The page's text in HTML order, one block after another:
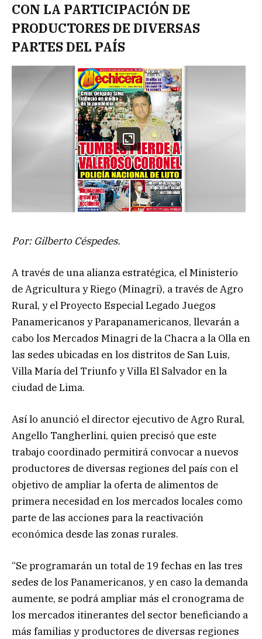
CON LA PARTICIPACIÓN DE
PRODUCTORES DE DIVERSAS
PARTES DEL PAÍS
Por: Gilberto Céspedes.
A través de una alianza estratégica, el Ministerio
de Agricultura y Riego (Minagri), a través de Agro
Rural, y el Proyecto Especial Legado Juegos
Panamericanos y Parapanamericanos, llevarán a
cabo los Mercados Minagri de la Chacra a la Olla en
las sedes ubicadas en los distritos de San Luis,
Villa María del Triunfo y Villa El Salvador en la
ciudad de Lima.
Así lo anunció el director ejecutivo de Agro Rural,
Angello Tangherlini, quien precisó que este
trabajo coordinado permitirá convocar a nuevos
productores de diversas regiones del país con el
objetivo de ampliar la oferta de alimentos de
primera necesidad en los mercados locales como
parte de las acciones para la reactivación
económica desde las zonas rurales.
“Se programarán un total de 19 fechas en las tres
sedes de los Panamericanos, y en caso la demanda
aumente, se podrá ampliar más el cronograma de
los mercados itinerantes del sector beneficiando a
más familias y productores de diversas regiones